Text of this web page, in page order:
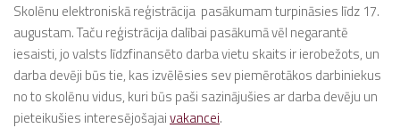
Skolēnu elektroniskā reģistrācija pasākumam turpināsies līdz 17.
augustam. Taču reģistrācija dalībai pasākumā vēl negarantē
iesaisti, jo valsts līdzfinansēto darba vietu skaits ir ierobežots, un
darba devēji būs tie, kas izvēlēsies sev piemērotākos darbiniekus
no to skolēnu vidus, kuri būs paši sazinājušies ar darba devēju un
pieteikušies interesējošajaivakancei.